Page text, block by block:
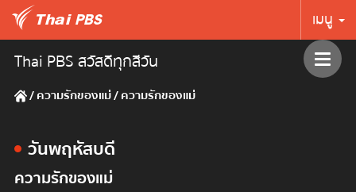
เมนู
Thai PBS สวัสดีทุกสีวัน
/ความรักของแม่/ความรักของแม่
วันพฤหัสบดี
ความรักของแม่